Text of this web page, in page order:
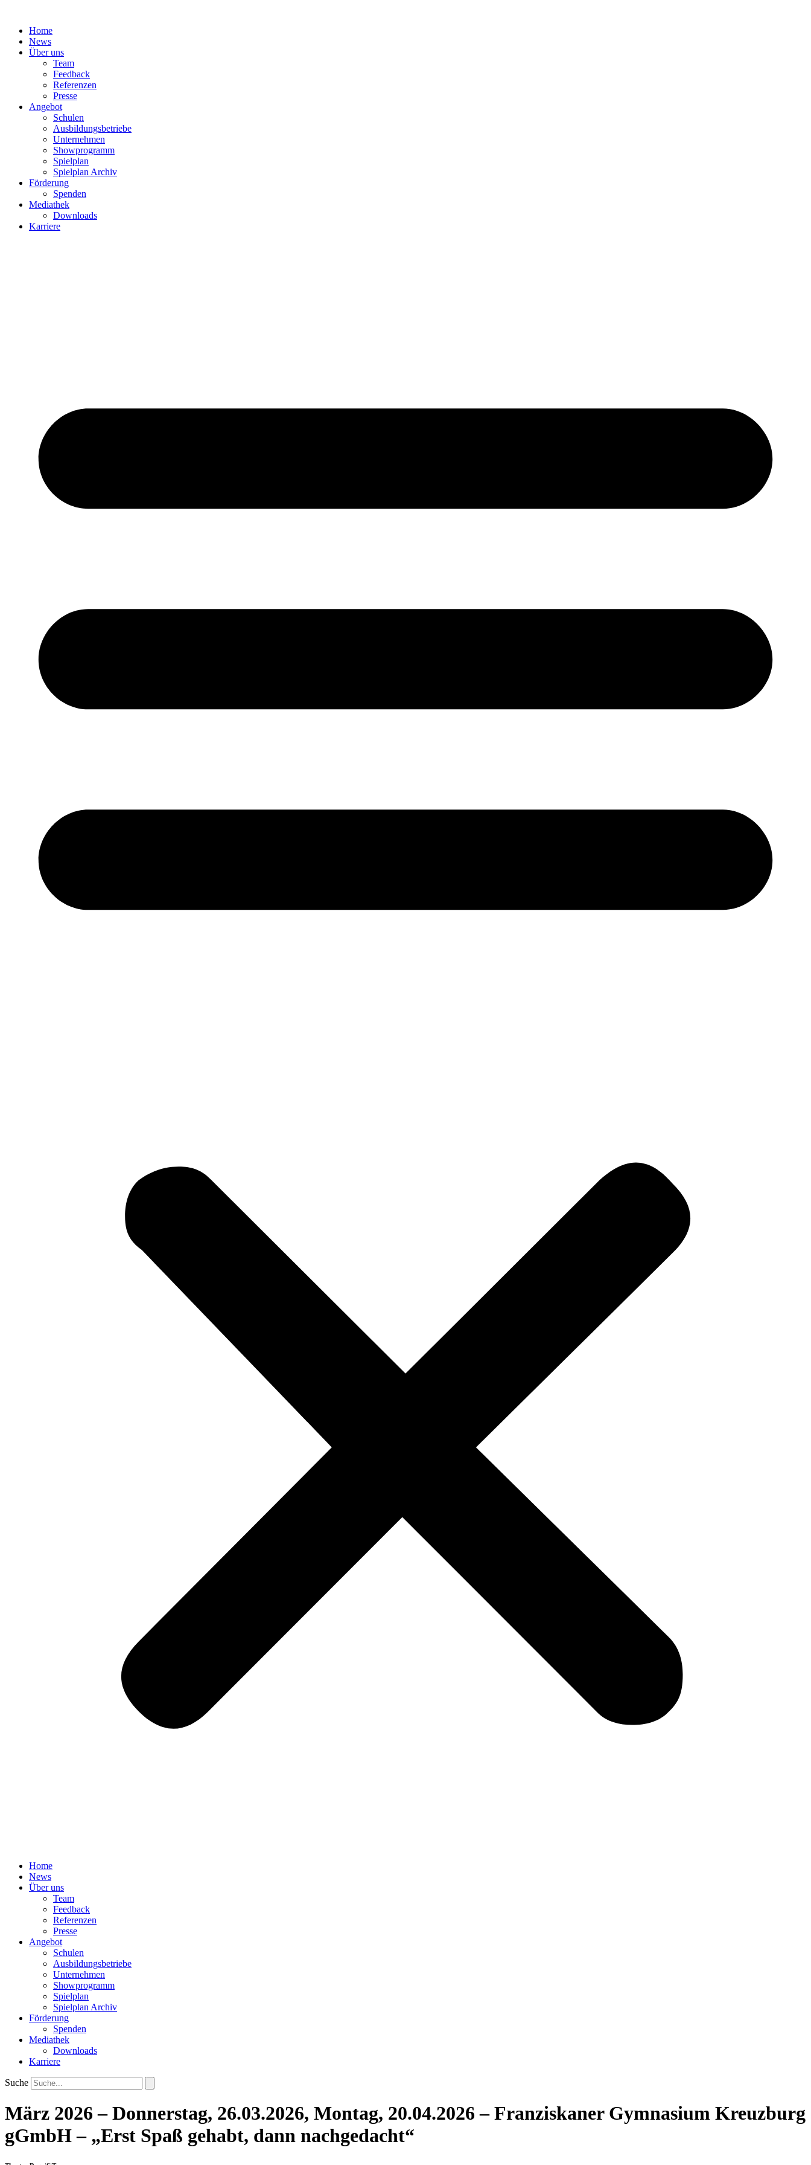
springenHome
News
Über uns
Team
Feedback
Referenzen
Presse
Angebot
Schulen
Ausbildungsbetriebe
Unternehmen
Showprogramm
Spielplan
Spielplan Archiv
Förderung
Spenden
Mediathek
Downloads
Karriere
Home
News
Über uns
Team
Feedback
Referenzen
Presse
Angebot
Schulen
Ausbildungsbetriebe
Unternehmen
Showprogramm
Spielplan
Spielplan Archiv
Förderung
Spenden
Mediathek
Downloads
Karriere
Suche
März 2026 – Donnerstag, 26.03.2026, Montag, 20.04.2026 – Franziskaner Gymnasium Kreuzburg
gGmbH – „Erst Spaß gehabt, dann nachgedacht“